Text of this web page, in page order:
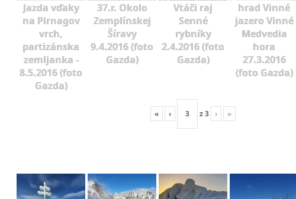
Jazda vďaky
na Pirnagov
vrch,
partizánska
zemljanka -
8.5.2016 (foto
Gazda)
37.r. Okolo
Zemplínskej
Šíravy
9.4.2016 (foto
Gazda)
Vtáči raj
Senné
rybníky
2.4.2016 (foto
Gazda)
hrad Vinné
jazero Vinné
Medvedia
hora
27.3.2016
(foto Gazda)
« ‹ z3 › »